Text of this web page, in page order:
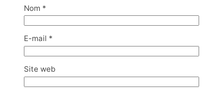
Nom *
E-mail *
Site web